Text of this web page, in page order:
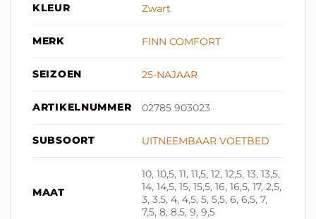
KLEUR Zwart
MERK FINN COMFORT
SEIZOEN 25-NAJAAR
ARTIKELNUMMER 02785 903023
SUBSOORT UITNEEMBAAR VOETBED
MAAT
10, 10,5, 11, 11,5, 12, 12,5, 13, 13,5,
14, 14,5, 15, 15,5, 16, 16,5, 17, 2,5,
3, 3,5, 4, 4,5, 5, 5,5, 6, 6,5, 7,
7,5, 8, 8,5, 9, 9,5